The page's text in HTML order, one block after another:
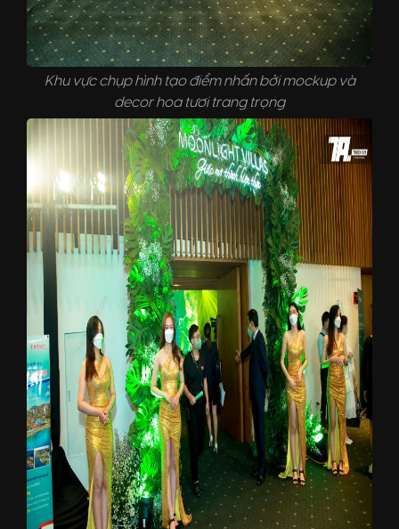
Khu vực chụp hình tạo điểm nhấn bởi mockup và
decor hoa tươi trang trọng